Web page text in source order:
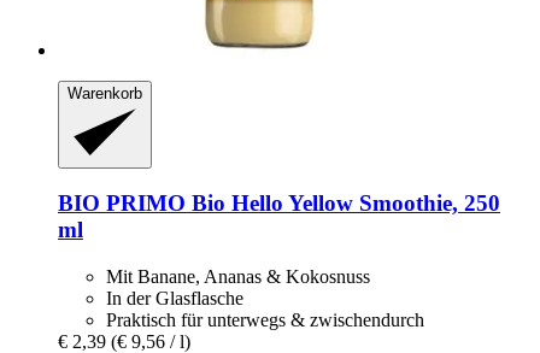
Warenkorb
BIO PRIMO Bio Hello Yellow Smoothie, 250
ml
Mit Banane, Ananas & Kokosnuss
In der Glasflasche
Praktisch für unterwegs & zwischendurch
€ 2,39 (€ 9,56 / l)